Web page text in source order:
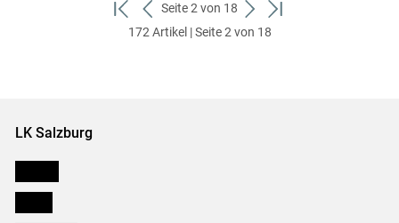
zum
ersten
zurück
zum
Seite 2 von 18
weiter
zum
zum
172 Artikel | Seite 2 von 18
LK Salzburg